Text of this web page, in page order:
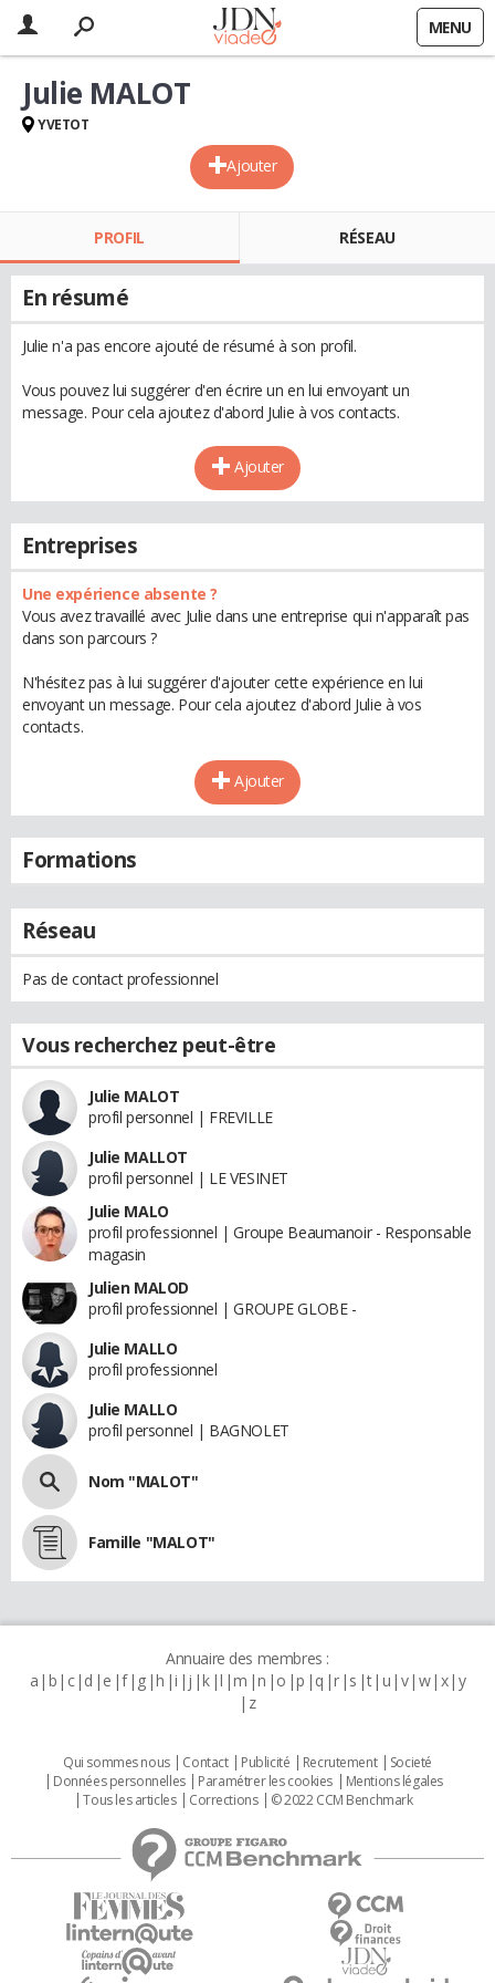
MENU
Ajouter
Julie MALOT
YVETOT
PROFIL RÉSEAU
En résumé
Julie n'a pas encore ajouté de résumé à son profil.
Vous pouvez lui suggérer d'en écrire un en lui envoyant un
message. Pour cela ajoutez d'abord Julie à vos contacts.
Ajouter
Entreprises
Une expérience absente ?
Vous avez travaillé avec Julie dans une entreprise qui n'apparaît pas
dans son parcours ?
N'hésitez pas à lui suggérer d'ajouter cette expérience en lui
envoyant un message. Pour cela ajoutez d'abord Julie à vos
contacts.
Ajouter
Formations
Réseau
Pas de contact professionnel
Vous recherchez peut-être
Julie MALOT
profil personnel | FREVILLE
Julie MALLOT
profil personnel | LE VESINET
Julie MALO
profil professionnel | Groupe Beaumanoir - Responsable
magasin
Julien MALOD
profil professionnel | GROUPE GLOBE -
Julie MALLO
profil professionnel
Julie MALLO
profil personnel | BAGNOLET
Nom "MALOT"
Famille "MALOT"
Annuaire des membres :
a b c d e f g h i j k l m n o p q r s t u v w x y
z
Qui sommes nous Contact Publicité Recrutement
Societé
Données personnelles
Paramétrer les cookies
Mentions légales
Tous les articles
Corrections © 2022 CCM Benchmark